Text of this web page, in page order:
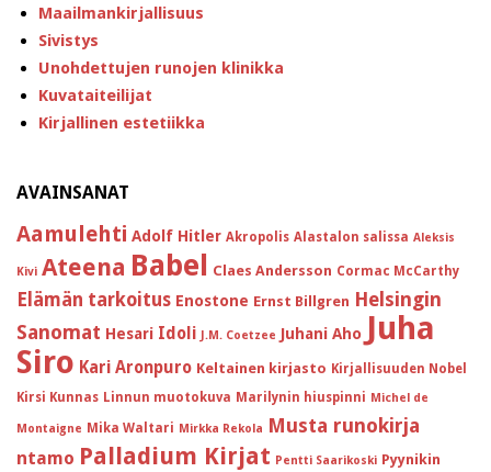
Maailmankirjallisuus
Sivistys
Unohdettujen runojen klinikka
Kuvataiteilijat
Kirjallinen estetiikka
AVAINSANAT
Aamulehti Adolf Hitler Akropolis Alastalon salissa Aleksis
Kivi Ateena Babel Claes Andersson Cormac McCarthy
Elämän tarkoitus Enostone Ernst Billgren Helsingin
Sanomat Hesari Idoli J.M. Coetzee Juhani Aho Juha
Siro Kari Aronpuro Keltainen kirjasto Kirjallisuuden Nobel
Kirsi Kunnas Linnun muotokuva Marilynin hiuspinni Michel de
Montaigne Mika Waltari Mirkka Rekola Musta runokirja
ntamo Palladium Kirjat Pentti Saarikoski Pyynikin